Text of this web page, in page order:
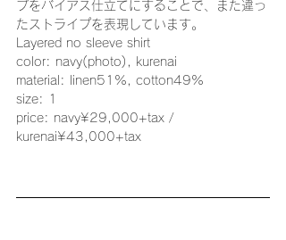
プをバイアス仕立てにすることで、また違っ
たストライプを表現しています。
Layered no sleeve shirt
color: navy(photo), kurenai
material: linen51%, cotton49%
size: 1
price: navy¥29,000+tax /
kurenai¥43,000+tax